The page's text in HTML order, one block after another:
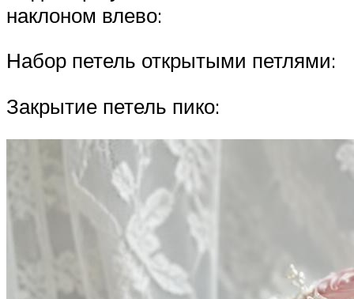
наклоном влево:
Набор петель открытыми петлями:
Закрытие петель пико: